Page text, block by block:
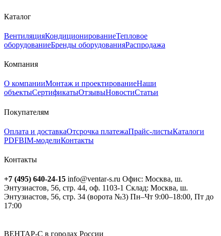
Каталог
ВентиляцияКондиционированиеТепловое
оборудованиеБренды оборудованияРаспродажа
Компания
О компанииМонтаж и проектированиеНаши
объектыСертификатыОтзывыНовостиСтатьи
Покупателям
Оплата и доставкаОтсрочка платежаПрайс-листыКаталоги
PDFBIM-моделиКонтакты
Контакты
+7 (495) 640-24-15 info@ventar-s.ru Офис: Москва, ш.
Энтузиастов, 56, стр. 44, оф. 1103-1 Склад: Москва, ш.
Энтузиастов, 56, стр. 34 (ворота №3) Пн–Чт 9:00–18:00, Пт до
17:00
ВЕНТАР-С в городах России